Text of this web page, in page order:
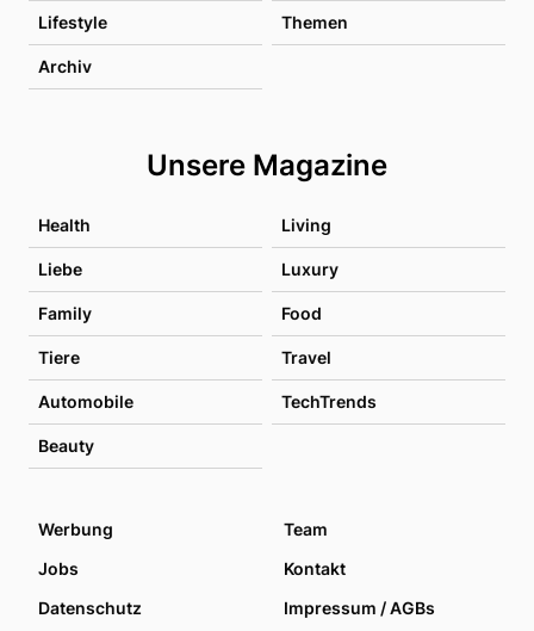
Lifestyle Themen
Archiv
Unsere Magazine
Health Living
Liebe Luxury
Family Food
Tiere Travel
Automobile TechTrends
Beauty
Werbung
Team
Jobs
Kontakt
Datenschutz
Impressum / AGBs